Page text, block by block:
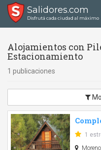
Salidores.com
Disfrutá cada ciudad al máximo
Alojamientos con
Estacionamiento
1 publicaciones
1